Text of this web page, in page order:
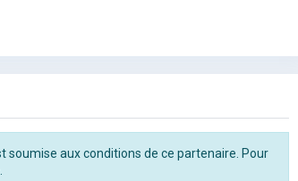
soumise aux conditions de ce partenaire. Pour